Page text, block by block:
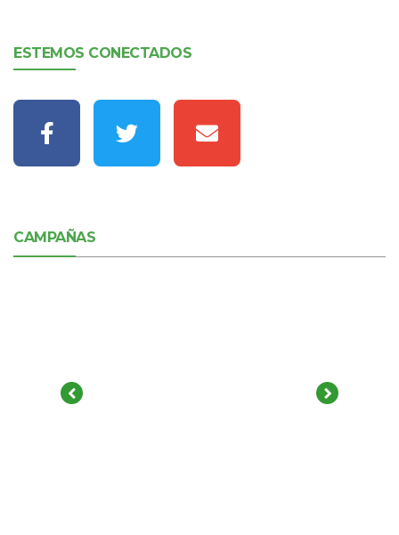
ESTEMOS CONECTADOS
CAMPAÑAS